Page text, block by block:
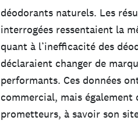
déodorants naturels. Les
interrogées ressentaient la
quant à l’inefficacité des
déclaraient changer de
performants. Ces données
commercial, mais
prometteurs, à savoir son